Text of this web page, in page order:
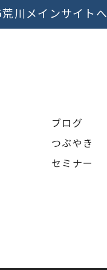
川メインサイトへ
ブログ
つぶやき
セミナー